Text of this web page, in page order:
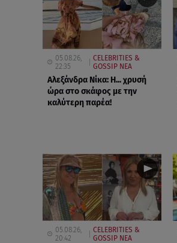
05.08.26,
22:35
CELEBRITIES &
GOSSIP ΝΕΑ
Αλεξάνδρα Νίκα: Η... χρυσή
ώρα στο σκάφος με την
καλύτερη παρέα!
05.08.26,
20:42
CELEBRITIES &
GOSSIP ΝΕΑ